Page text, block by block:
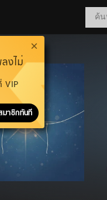
งไม่
VIP
มาชิกทันที